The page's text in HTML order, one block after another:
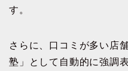
す。
さらに、口コミが多い店
塾」として自動的に強調